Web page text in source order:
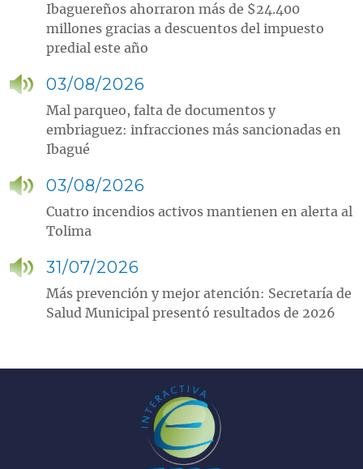
Ibaguereños ahorraron más de $24.400
millones gracias a descuentos del impuesto
predial este año
03/08/2026
Mal parqueo, falta de documentos y
embriaguez: infracciones más sancionadas en
Ibagué
03/08/2026
Cuatro incendios activos mantienen en alerta al
Tolima
31/07/2026
Más prevención y mejor atención: Secretaría de
Salud Municipal presentó resultados de 2026